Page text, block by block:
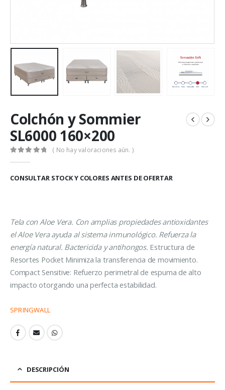
Colchón y Sommier
SL6000 160×200
( No hay valoraciones aún. )
CONSULTAR STOCK Y COLORES ANTES DE OFERTAR
Tela con Aloe Vera. Con amplias propiedades antioxidantes
el Aloe Vera ayuda al sistema inmunológico. Refuerza la
energía natural. Bactericida y antihongos. Estructura de
Resortes Pocket Minimiza la transferencia de movimiento.
Compact Sensitive: Refuerzo perimetral de espuma de alto
impacto otorgando una perfecta estabilidad.
SPRINGWALL
DESCRIPCIÓN